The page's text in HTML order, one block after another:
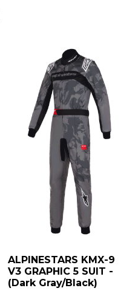
ALPINESTARS KMX-9
V3 GRAPHIC 5 SUIT -
(Dark Gray/Black)